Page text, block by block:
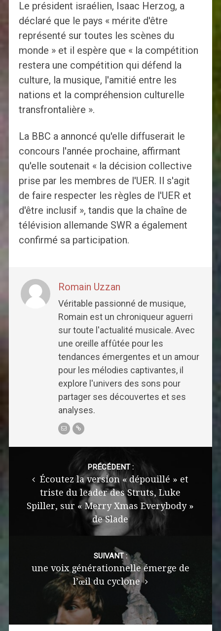
Le président israélien, Isaac Herzog, a
déclaré que le pays « mérite d'être
représenté sur toutes les scènes du
monde » et il espère que « la compétition
restera une compétition qui défend la
culture, la musique, l'amitié entre les
nations et la compréhension culturelle
transfrontalière ».
La BBC a annoncé qu'elle diffuserait le
concours l'année prochaine, affirmant
qu'elle soutenait « la décision collective
prise par les membres de l'UER. Il s'agit
de faire respecter les règles de l'UER et
d'être inclusif », tandis que la chaîne de
télévision allemande SWR a également
confirmé sa participation.
Romain Uzzan
Véritable passionné de musique,
Romain est un chroniqueur aguerri
sur toute l'actualité musicale. Avec
une oreille affûtée pour les
tendances émergentes et un amour
pour les mélodies captivantes, il
explore l'univers des sons pour
partager ses découvertes et ses
analyses.
PRÉCÉDENT :
Écoutez la version « dépouillé » et
triste du leader des Struts, Luke
Spiller, sur « Merry Xmas Everybody »
de Slade
SUIVANT :
une voix générationnelle émerge de
l’œil du cyclone